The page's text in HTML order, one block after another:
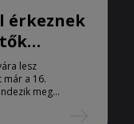
érkeznek
lesz
már a 16.
meg...